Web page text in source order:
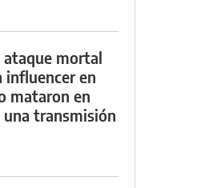
ataque mortal
influencer en
mataron en
una transmisión